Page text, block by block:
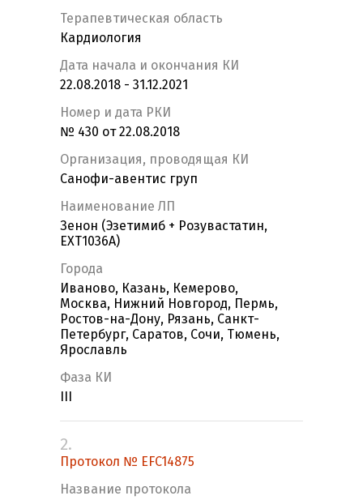
Терапевтическая область
Кардиология
Дата начала и окончания КИ
22.08.2018 - 31.12.2021
Номер и дата РКИ
№ 430 от 22.08.2018
Организация, проводящая КИ
Санофи-авентис груп
Наименование ЛП
Зенон (Эзетимиб + Розувастатин,
EXT1036A)
Города
Иваново, Казань, Кемерово,
Москва, Нижний Новгород, Пермь,
Ростов-на-Дону, Рязань, Санкт-
Петербург, Саратов, Сочи, Тюмень,
Ярославль
Фаза КИ
2.
Протокол № EFC14875
Название протокола